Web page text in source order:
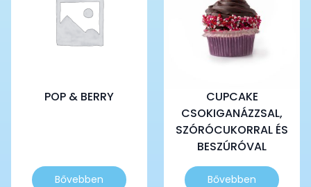
POP & BERRY
Bővebben
CUPCAKE
CSOKIGANÁZZSAL,
SZÓRÓCUKORRAL ÉS
BESZÚRÓVAL
Bővebben